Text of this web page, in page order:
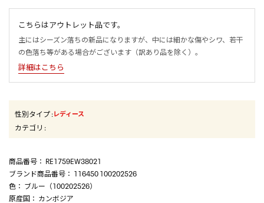
こちらはアウトレット品です。
主にはシーズン落ちの新品になりますが、中には細かな傷やシワ、若干
の色落ち等がある場合がございます（訳あり品を除く）。
詳細はこちら
性別タイプ:レディース
カテゴリ :
商品番号 ： RE1759EW38021
ブランド商品番号 ： 116450 100202526
色 ： ブルー（100202526）
原産国 ： カンボジア